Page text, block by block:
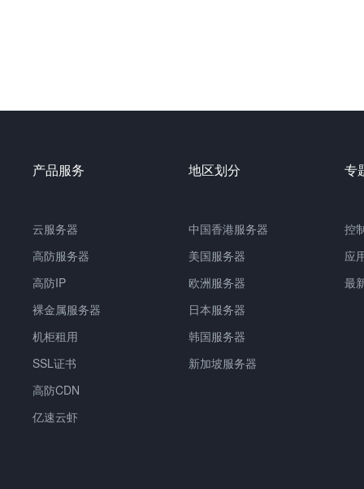
产品服务
云服务器
高防服务器
高防IP
裸金属服务器
机柜租用
SSL证书
高防CDN
亿速云虾
地区划分
中国香港服务器
美国服务器
欧洲服务器
日本服务器
韩国服务器
新加坡服务器
专
控
应
最